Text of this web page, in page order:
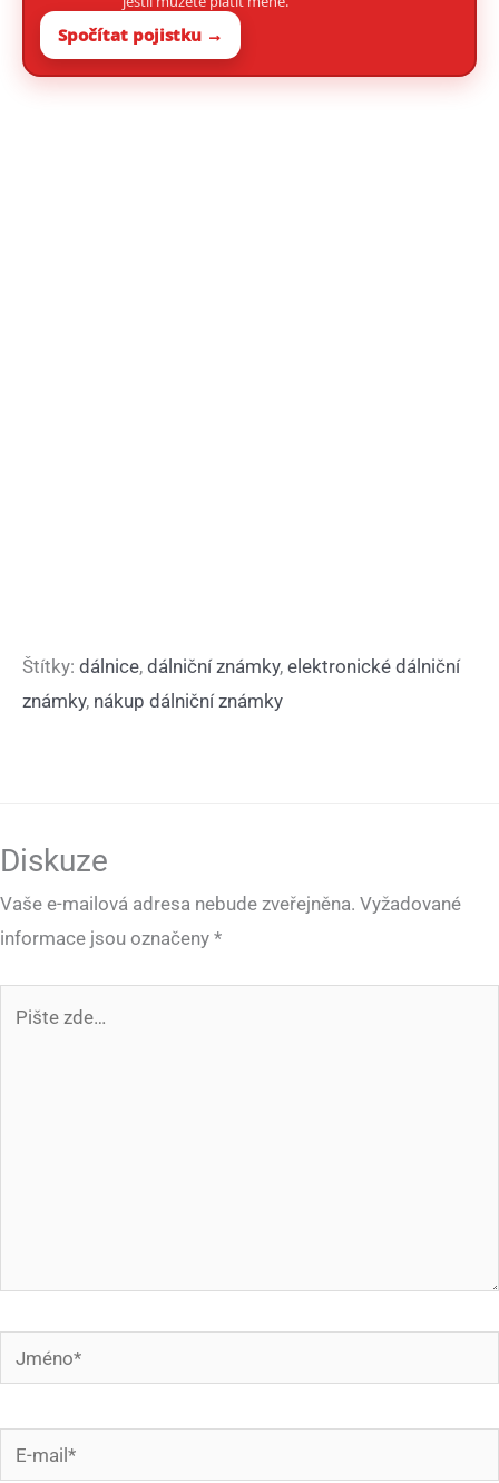
Spočítat pojistku →
Štítky: dálnice, dálniční známky, elektronické dálniční
známky, nákup dálniční známky
Diskuze
Vaše e-mailová adresa nebude zveřejněna. Vyžadované
informace jsou označeny *
Jméno*
mail*